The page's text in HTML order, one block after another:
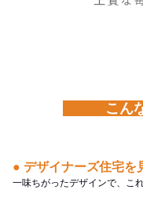
こんな
● デザイナーズ住宅を
一味ちがったデザインで、こ